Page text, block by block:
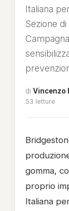
Italiana
Sezione
di Vincenzo
53 letture
gomma,
proprio
Italiana